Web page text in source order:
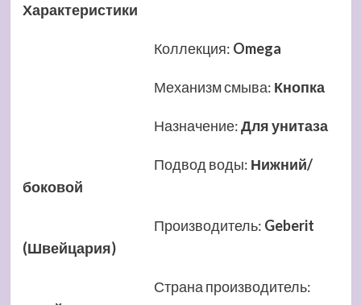
Характеристики
Коллекция: Omega
Механизм смыва: Кнопка
Назначение:Для унитаза
Подвод воды: Нижний/
боковой
Производитель: Geberit
(Швейцария)
Страна производитель: